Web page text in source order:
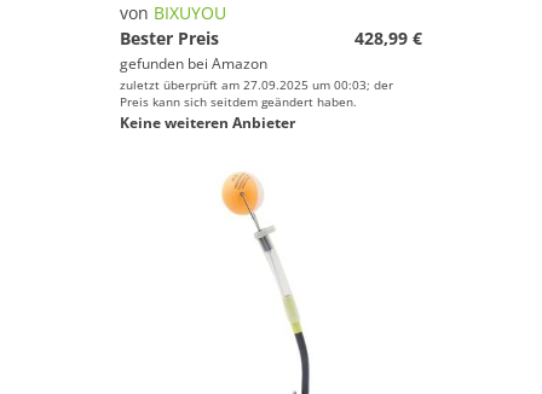
von BIXUYOU
Bester Preis
428,99 €
gefunden bei Amazon
zuletzt überprüft am 27.09.2025 um 00:03; der
Preis kann sich seitdem geändert haben.
Keine weiteren Anbieter